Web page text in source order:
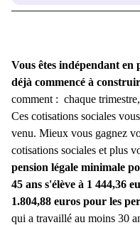
Vous êtes indépendant en
déjà commencé à
comment : chaque
Ces cotisations sociales
venu. Mieux vous gagnez
cotisations sociales et plus
pension légale minimale
45 ans s'élève à 1 444,36
1.804,88 euros pour les
qui a travaillé au moins 30